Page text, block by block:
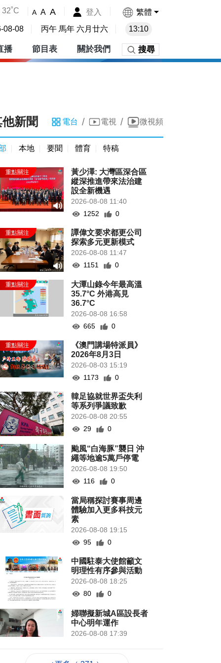
32˚C A A A 登入 繁體
08-08 丙午 馬年 六月廿六 13:10
播 節目表 關於我們 搜尋
新聞 電台 / 電視 / 微視頻
本地 要聞 體育 特稿
黃少澤: 大灣區深合區
縱深推進帶來法治建
設全新機遇
2026-08-08 11:40
1252
0
譚偉文要求都更公司
探索多元更新模式
2026-08-08 11:47
1151
0
大潭山錄今年最高溫
35.7°C 外港高見
36.7°C
2026-08-08 16:58
665
0
《澳門講場特派員》
2026年8月3日
2026-08-03 15:19
1173
0
韓足協就世界盃失利
等系列爭議致歉
2026-08-08 20:55
29
0
颱風“白海豚”襲日 沖
繩等地逾5萬戶停電
2026-08-08 19:50
116
0
當局稱探討賽事周邊
體驗加入更多科技元
素
2026-08-08 19:15
95
0
中國駐泰大使館籲文
明理性有序參與活動
2026-08-08 18:25
80
0
婦聯擬新城A區設長者
中心明年運作
2026-08-08 17:39